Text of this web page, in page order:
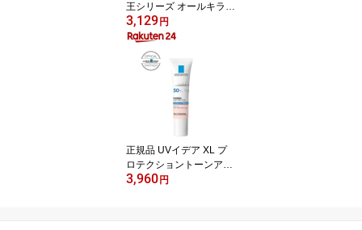
王シリーズ オールキラー
粒剤(3kg)【カダン】
3,129 円
正規品 UVイデア XL プ
ロテクショントーンアッ
プ ローズ(30ml)【lvp】
3,960 円